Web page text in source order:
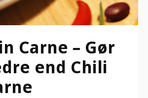
Carne – Gør
end Chili